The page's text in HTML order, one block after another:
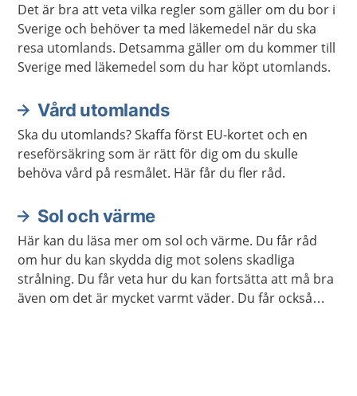
Det är bra att veta vilka regler som gäller om du bor i
Sverige och behöver ta med läkemedel när du ska
resa utomlands. Detsamma gäller om du kommer till
Sverige med läkemedel som du har köpt utomlands.
Vård utomlands
Ska du utomlands? Skaffa först EU-kortet och en
reseförsäkring som är rätt för dig om du skulle
behöva vård på resmålet. Här får du fler råd.
Sol och värme
Här kan du läsa mer om sol och värme. Du får råd
om hur du kan skydda dig mot solens skadliga
strålning. Du får veta hur du kan fortsätta att må bra
även om det är mycket varmt väder. Du får också